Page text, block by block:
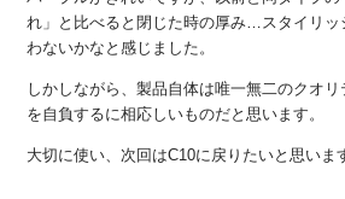
れ」と比べると閉じた時の厚み…スタイリッ
わないかなと感じました。
しかしながら、製品自体は唯一無二のクオ
を自負するに相応しいものだと思います。
大切に使い、次回はC10に戻りたいと思いま